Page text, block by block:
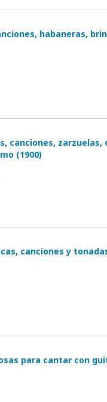
habaneras,
canciones, zarzuelas,
(1900)
canciones y
para cantar con